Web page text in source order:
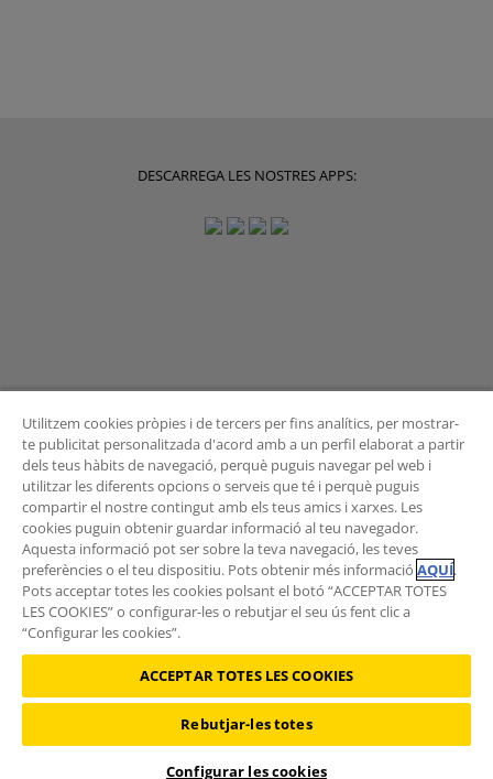
DESCARREGA LES NOSTRES APPS:
BUTLLETÍ
Vols rebre les novetats de l'Àrea de Mobilitat?
Subscriu-te al butlletí.
©2026 RACC Mobility Club |Condicions d'ús i Política de privacitat|
Política de cookies|Protecció de dades
Utilitzem cookies pròpies i de tercers per fins analítics, per mostrar-
te publicitat personalitzada d'acord amb a un perfil elaborat a partir
dels teus hàbits de navegació, perquè puguis navegar pel web i
utilitzar les diferents opcions o serveis que té i perquè puguis
compartir el nostre contingut amb els teus amics i xarxes. Les
cookies puguin obtenir guardar informació al teu navegador.
Aquesta informació pot ser sobre la teva navegació, les teves
preferències o el teu dispositiu. Pots obtenir més informació AQUÍ.
Pots acceptar totes les cookies polsant el botó “ACCEPTAR TOTES
LES COOKIES” o configurar-les o rebutjar el seu ús fent clic a
“Configurar les cookies”.
ACCEPTAR TOTES LES COOKIES
Rebutjar-les totes
Configurar les cookies